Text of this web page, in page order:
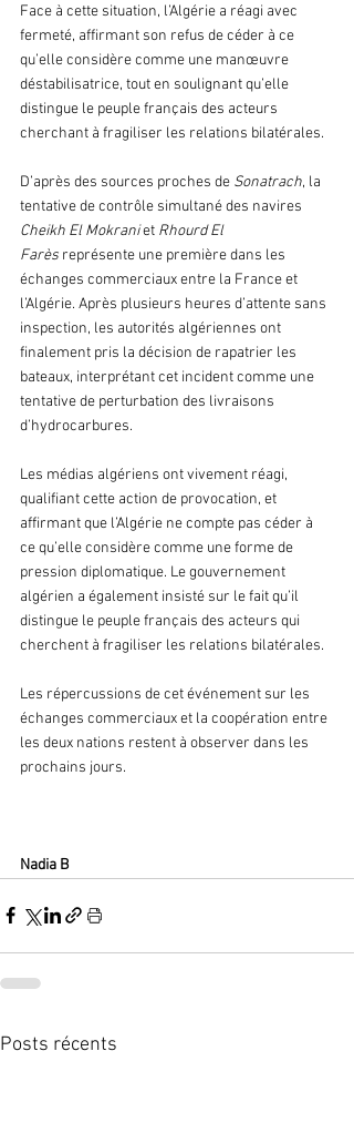
Face à cette situation, l’Algérie a réagi avec
fermeté, affirmant son refus de céder à ce
qu’elle considère comme une manœuvre
déstabilisatrice, tout en soulignant qu’elle
distingue le peuple français des acteurs
cherchant à fragiliser les relations bilatérales.
D’après des sources proches de Sonatrach, la
tentative de contrôle simultané des navires
Cheikh El Mokrani et Rhourd El
Farès représente une première dans les
échanges commerciaux entre la France et
l’Algérie. Après plusieurs heures d’attente sans
inspection, les autorités algériennes ont
finalement pris la décision de rapatrier les
bateaux, interprétant cet incident comme une
tentative de perturbation des livraisons
d’hydrocarbures.
Les médias algériens ont vivement réagi,
qualifiant cette action de provocation, et
affirmant que l’Algérie ne compte pas céder à
ce qu’elle considère comme une forme de
pression diplomatique. Le gouvernement
algérien a également insisté sur le fait qu’il
distingue le peuple français des acteurs qui
cherchent à fragiliser les relations bilatérales.
Les répercussions de cet événement sur les
échanges commerciaux et la coopération entre
les deux nations restent à observer dans les
prochains jours.
Nadia B
Posts récents